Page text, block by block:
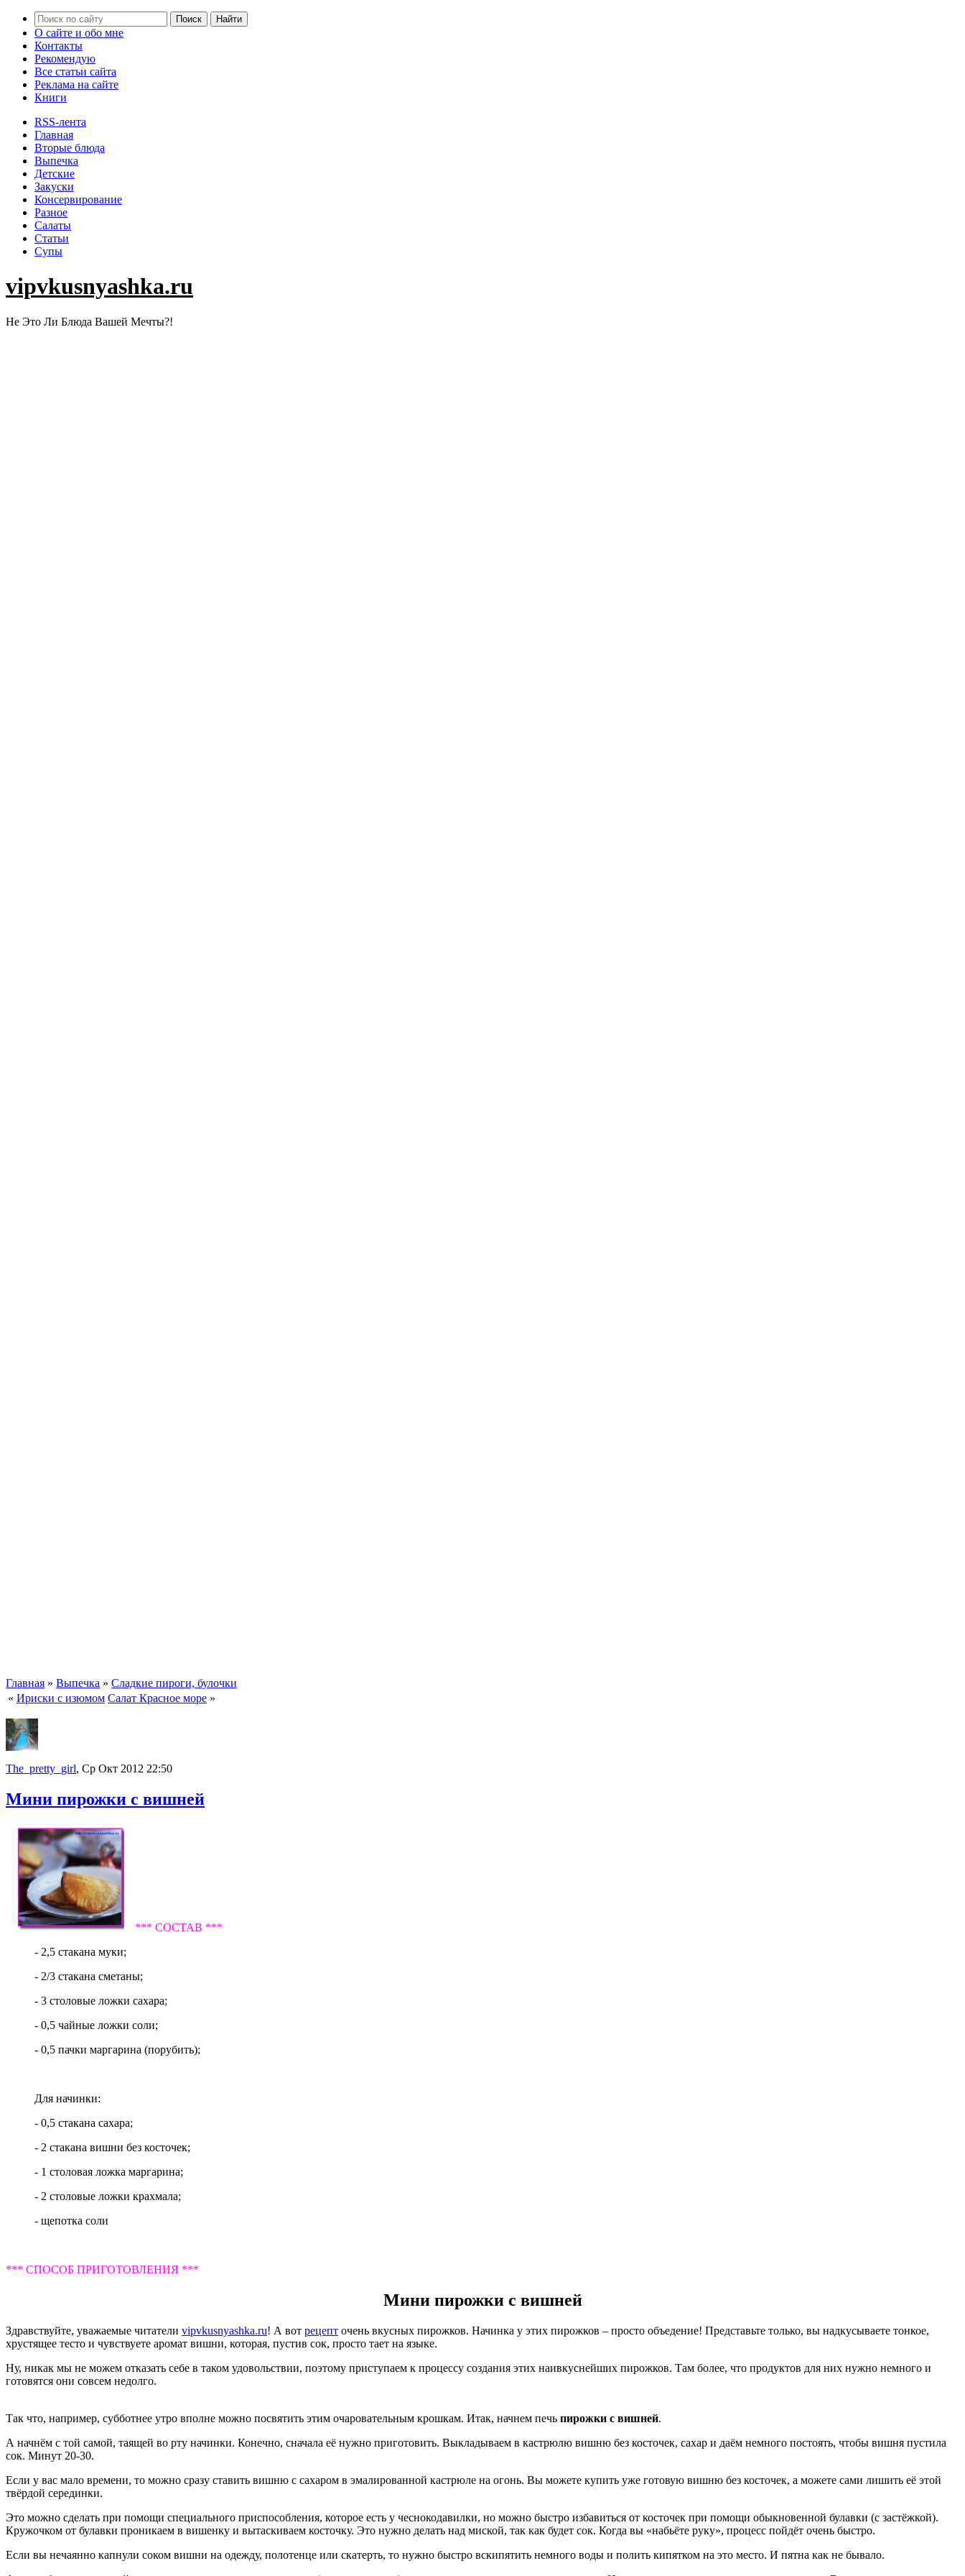
О сайте и обо мне
Контакты
Рекомендую
Все статьи сайта
Реклама на сайте
Книги
RSS-лента
Главная
Вторые блюда
Выпечка
Детские
Закуски
Консервирование
Разное
Салаты
Статьи
Супы
vipvkusnyashka.ru
Не Это Ли Блюда Вашей Мечты?!
Главная » Выпечка » Сладкие пироги, булочки
« Ириски с изюмом Салат Красное море »
The_pretty_girl, Ср Окт 2012 22:50
Мини пирожки с вишней
*** СОСТАВ ***
- 2,5 стакана муки;
- 2/3 стакана сметаны;
- 3 столовые ложки сахара;
- 0,5 чайные ложки соли;
- 0,5 пачки маргарина (порубить);
Для начинки:
- 0,5 стакана сахара;
- 2 стакана вишни без косточек;
- 1 столовая ложка маргарина;
- 2 столовые ложки крахмала;
- щепотка соли
*** СПОСОБ ПРИГОТОВЛЕНИЯ ***
Мини пирожки с вишней
Здравствуйте, уважаемые читатели vipvkusnyashka.ru! А вот рецепт очень вкусных пирожков. Начинка у этих пирожков – просто объедение! Представьте только, вы надкусываете тонкое,
хрустящее тесто и чувствуете аромат вишни, которая, пустив сок, просто тает на языке.
Ну, никак мы не можем отказать себе в таком удовольствии, поэтому приступаем к процессу создания этих наивкуснейших пирожков. Там более, что продуктов для них нужно немного и
готовятся они совсем недолго.
Так что, например, субботнее утро вполне можно посвятить этим очаровательным крошкам. Итак, начнем печь пирожки с вишней.
А начнём с той самой, таящей во рту начинки. Конечно, сначала её нужно приготовить. Выкладываем в кастрюлю вишню без косточек, сахар и даём немного постоять, чтобы вишня пустила
сок. Минут 20-30.
Если у вас мало времени, то можно сразу ставить вишню с сахаром в эмалированной кастрюле на огонь. Вы можете купить уже готовую вишню без косточек, а можете сами лишить её этой
твёрдой серединки.
Это можно сделать при помощи специального приспособления, которое есть у чеснокодавилки, но можно быстро избавиться от косточек при помощи обыкновенной булавки (с застёжкой).
Кружочком от булавки проникаем в вишенку и вытаскиваем косточку. Это нужно делать над миской, так как будет сок. Когда вы «набьёте руку», процесс пойдёт очень быстро.
Если вы нечаянно капнули соком вишни на одежду, полотенце или скатерть, то нужно быстро вскипятить немного воды и полить кипятком на это место. И пятна как не бывало.